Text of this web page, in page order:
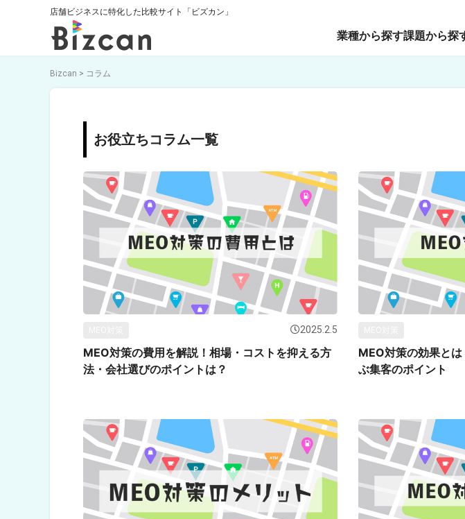
店舗ビジネスに特化した比較サイト「ビズカン」
業種から探す課題から探
Bizcan > コラム
お役立ちコラム一覧
2025.2.5
MEO対策の費用を解説！相場・コストを抑える方
法・会社選びのポイントは？
MEO対策の効果と
ぶ集客のポイント